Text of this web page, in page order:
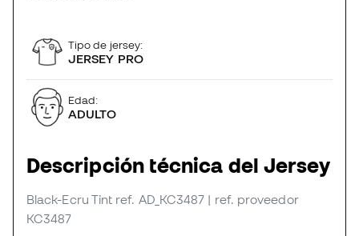
Tipo de jersey:
JERSEY PRO
Edad:
ADULTO
Descripción técnica del Jersey
Black-Ecru Tint ref. AD_KC3487 | ref. proveedor
KC3487